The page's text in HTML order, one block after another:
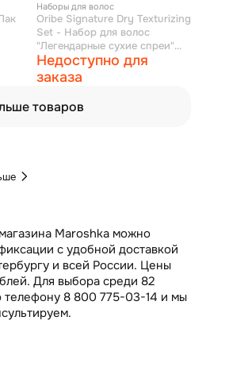
Наборы для волос
Oribe Signature Dry Texturizing
Set - Набор для волос
"Легендарные сухие спреи"
(спрей лак-текстура 300 мл,
спрей лак-текстура 75 мл,
сухой шампунь "Роскошь
Недоступно для
заказа
товаров
Maroshka можно
с удобной доставкой
и всей России. Цены
Для выбора среди 82
телефону 8 800 775-03-14 и мы